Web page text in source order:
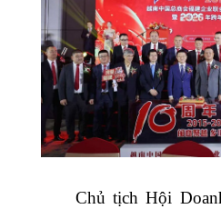
Chủ tịch Hội